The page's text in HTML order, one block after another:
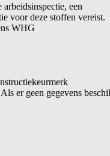
een
voor deze stoffen vereist.
WHG
er geen gegevens